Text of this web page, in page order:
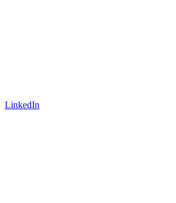
LinkedIn